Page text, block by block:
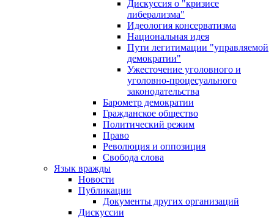
Дискуссия о "кризисе
либерализма"
Идеология консерватизма
Национальная идея
Пути легитимации "управляемой
демократии"
Ужесточение уголовного и
уголовно-процесуального
законодательства
Барометр демократии
Гражданское общество
Политический режим
Право
Революция и оппозиция
Свобода слова
Язык вражды
Новости
Публикации
Документы других организаций
Дискуссии